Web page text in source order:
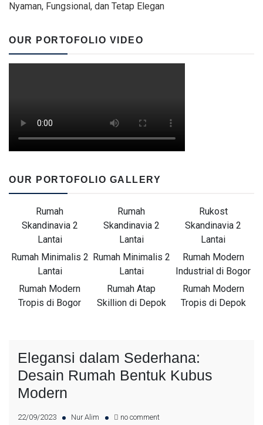
Nyaman, Fungsional, dan Tetap Elegan
OUR PORTOFOLIO VIDEO
OUR PORTOFOLIO GALLERY
Rumah
Skandinavia 2
Lantai
Rumah
Skandinavia 2
Lantai
Rukost
Skandinavia 2
Lantai
Rumah Minimalis 2
Lantai
Rumah Minimalis 2
Lantai
Rumah Modern
Industrial di Bogor
Rumah Modern
Tropis di Bogor
Rumah Atap
Skillion di Depok
Rumah Modern
Tropis di Depok
Elegansi dalam Sederhana:
Desain Rumah Bentuk Kubus
Modern
22/09/2023 Nur Alim no comment